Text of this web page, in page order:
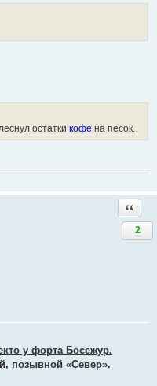
остатки кофе на песок.
2
у форта Босежур.
позывной «Север».